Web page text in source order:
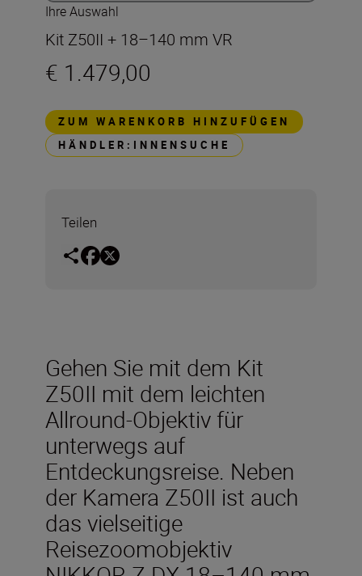
Ihre Auswahl
Kit Z50II + 18–140 mm VR
€ 1.479,00
ZUM WARENKORB HINZUFÜGEN
HÄNDLER:INNENSUCHE
Teilen
Gehen Sie mit dem Kit
Z50II mit dem leichten
Allround-Objektiv für
unterwegs auf
Entdeckungsreise. Neben
der Kamera Z50II ist auch
das vielseitige
Reisezoomobjektiv